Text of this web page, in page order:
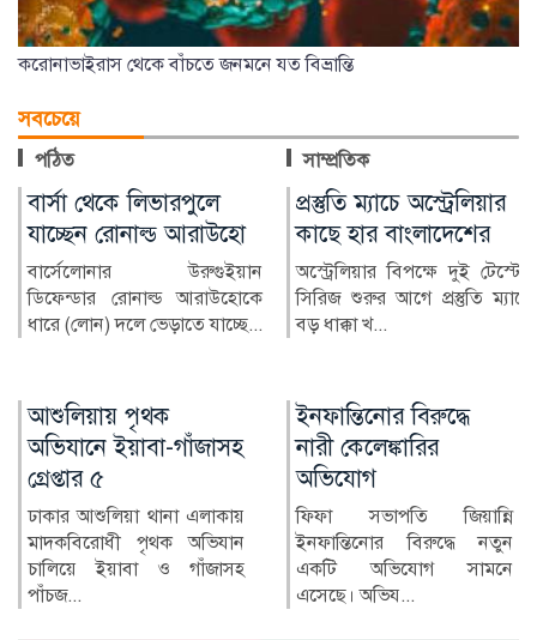
করোনাভাইরাস থেকে বাঁচতে জনমনে যত বিভ্রান্তি
সবচেয়ে
পঠিত সাম্প্রতিক
প্রস্তুতি ম্যাচে অস্ট্রেলিয়ার
কাছে হার বাংলাদেশের
অস্ট্রেলিয়ার বিপক্ষে দুই টেস্টের
সিরিজ শুরুর আগে প্রস্তুতি ম্যাচে
বড় ধাক্কা খ...
মুক্তিযুদ্ধ ছিল জনতার যুদ্ধ,
কোনো দলের নয়: রাষ্ট্রপতি
রাষ্ট্রপতি হাফিজ উদ্দিন আহমদ
বলেছেন, ১৯৭১ সালের মহান
মুক্তিযুদ্ধ ছিল জনতার যু...
ইনফান্তিনোর বিরুদ্ধে
নারী কেলেঙ্কারির
অভিযোগ
ফিফা সভাপতি জিয়ান্নি
ইনফান্তিনোর বিরুদ্ধে নতুন
একটি অভিযোগ সামনে
এসেছে। অভিয...
অনলাইন জুয়ায় সর্বস্বান্ত,
বিদেশে পাচার শত শত
কোটি টাকা
মুঠোফোনে কয়েকটি ক্লিক, আর
অল্প সময়েই দ্বিগুণ-তিনগুণ
টাকা—অনলাইন জুয়ার ব...